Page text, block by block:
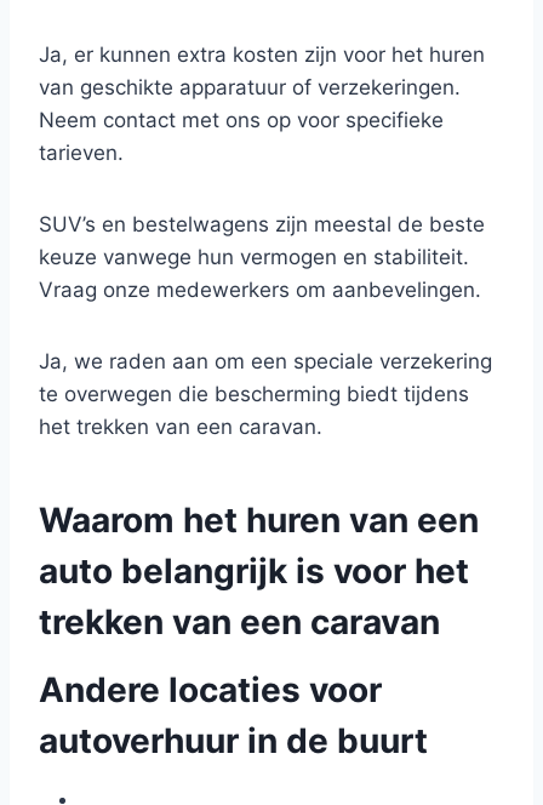
Ja, er kunnen extra kosten zijn voor het huren
van geschikte apparatuur of verzekeringen.
Neem contact met ons op voor specifieke
tarieven.
SUV’s en bestelwagens zijn meestal de beste
keuze vanwege hun vermogen en stabiliteit.
Vraag onze medewerkers om aanbevelingen.
Ja, we raden aan om een speciale verzekering
te overwegen die bescherming biedt tijdens
het trekken van een caravan.
Waarom het huren van een
auto belangrijk is voor het
trekken van een caravan
Andere locaties voor
autoverhuur in de buurt